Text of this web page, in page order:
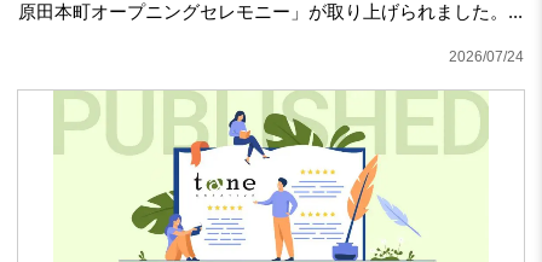
原田本町オープニングセレモニー」が取り上げられました。...
2026/07/24